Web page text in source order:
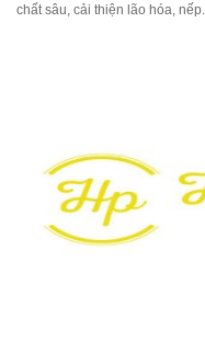
chất sâu, cải thiện lão hóa, nếp...